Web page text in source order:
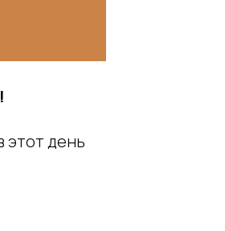
этот день